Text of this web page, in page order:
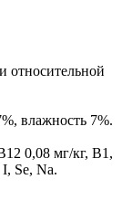
относительной
влажность 7%.
0,08 мг/кг, В1,
Se, Na.